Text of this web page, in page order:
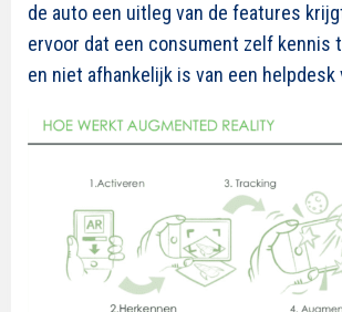
de auto een uitleg van de features
ervoor dat een consument zelf kennis
en niet afhankelijk is van een helpdesk